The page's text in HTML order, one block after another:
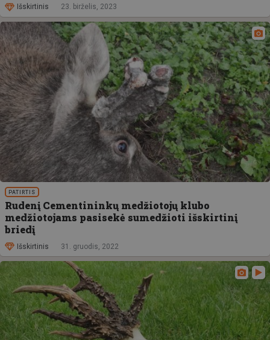
Išskirtinis 23. birželis, 2023
PATIRTIS
Rudenį Cementininkų medžiotojų klubo
medžiotojams pasisekė sumedžioti išskirtinį
briedį
Išskirtinis 31. gruodis, 2022